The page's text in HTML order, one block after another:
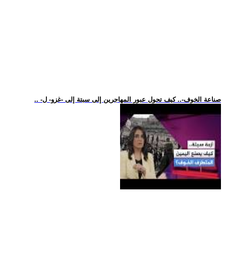
.. -صناعة الخوف-.. كيف تحول عبور المهاجرين إلى سبتة إلى -غزو- ل